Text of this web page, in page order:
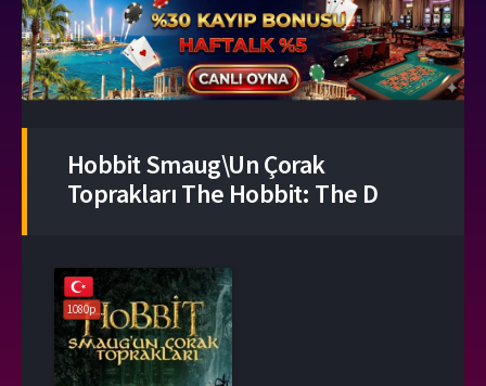
Hobbit Smaug\un Çorak
Toprakları The Hobbit: The D
1080p